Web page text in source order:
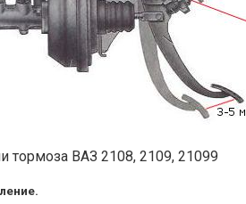
тормоза ВАЗ 2108, 2109, 21099